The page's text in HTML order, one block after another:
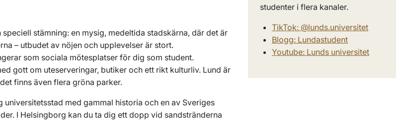
speciell stämning: en mysig, medeltida stadskärna, där det är
– utbudet av nöjen och upplevelser är stort.
som sociala mötesplatser för dig som student.
gott om uteserveringar, butiker och ett rikt kulturliv. Lund är
finns även flera gröna parker.
universitetsstad med gammal historia och en av Sveriges
I Helsingborg kan du ta dig ett dopp vid sandstränderna
studenter i flera kanaler.
TikTok: @lunds.universitet
Blogg: Lundastudent
Youtube: Lunds universitet